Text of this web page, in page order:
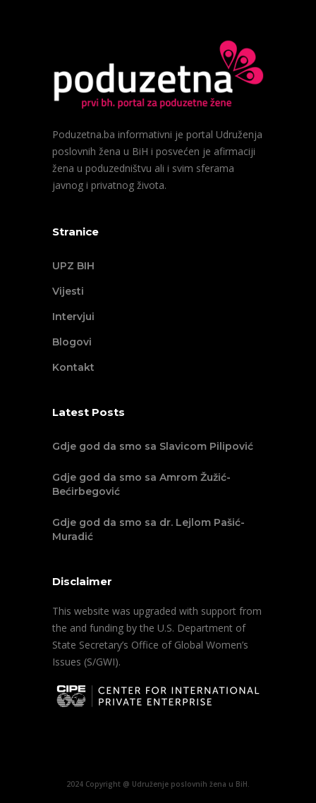
Poduzetna.ba informativni je portal Udruženja
poslovnih žena u BiH i posvećen je afirmaciji
žena u poduzedništvu ali i svim sferama
javnog i privatnog života.
Stranice
UPZ BIH
Vijesti
Intervjui
Blogovi
Kontakt
Latest Posts
Gdje god da smo sa Slavicom Pilipović
Gdje god da smo sa Amrom Žužić-
Bećirbegović
Gdje god da smo sa dr. Lejlom Pašić-
Muradić
Disclaimer
This website was upgraded with support from
the and funding by the U.S. Department of
State Secretary’s Office of Global Women’s
Issues (S/GWI).
2024 Copyright @ Udruženje poslovnih žena u BiH.